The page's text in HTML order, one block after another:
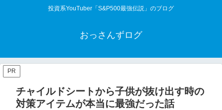
投資系YouTuber「S&P500最強伝説」のブログ
おっさんずログ
PR
チャイルドシートから子供が抜け出す時の
対策アイテムが本当に最強だった話